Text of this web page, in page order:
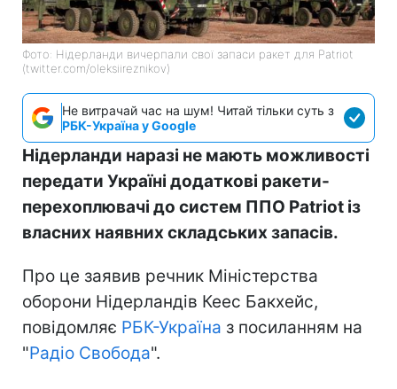
Фото: Нідерланди вичерпали свої запаси ракет для Patriot
(twitter.com/oleksiireznikov)
Не витрачай час на шум! Читай тільки суть з
РБК-Україна у Google
Нідерланди наразі не мають можливості
передати Україні додаткові ракети-
перехоплювачі до систем ППО Patriot із
власних наявних складських запасів.
Про це заявив речник Міністерства
оборони Нідерландів Кеес Бакхейс,
повідомляє РБК-Україна з посиланням на
"Радіо Свобода".